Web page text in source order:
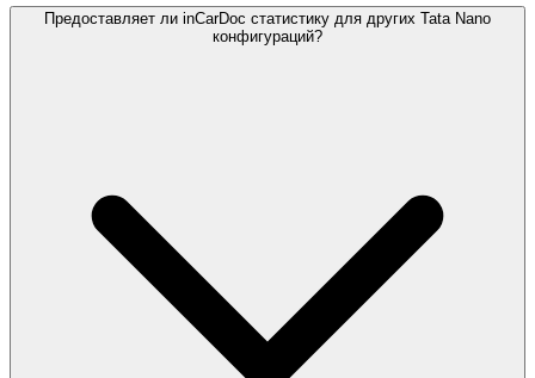
Предоставляет ли inCarDoc статистику для других Tata Nano
конфигураций?